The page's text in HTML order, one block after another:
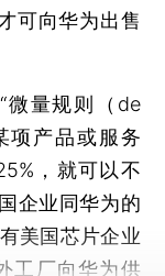
可向华为出售
量规则（de
项产品或服务
，就可以不
企业同华为的
美国芯片企业
工厂向华为供